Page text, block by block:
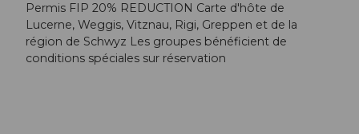
Permis FIP 20% REDUCTION Carte d'hôte de
Lucerne, Weggis, Vitznau, Rigi, Greppen et de la
région de Schwyz Les groupes bénéficient de
conditions spéciales sur réservation